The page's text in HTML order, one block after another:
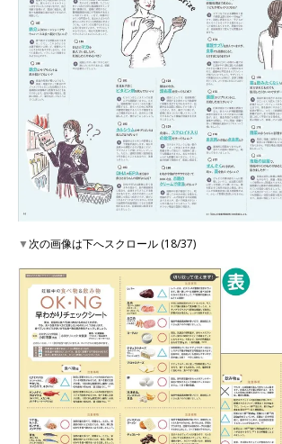
▼次の画像は下へスクロール (18/37)